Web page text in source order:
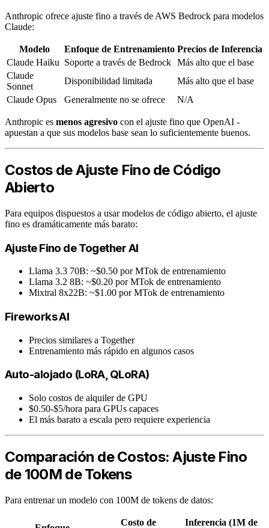
Anthropic ofrece ajuste fino a través de AWS Bedrock para modelos
Claude:
Modelo Enfoque de Entrenamiento Precios de Inferencia
Claude Haiku Soporte a través de Bedrock Más alto que el base
Claude
Sonnet
Disponibilidad limitada
Más alto que el base
Claude Opus
Generalmente no se ofrece N/A
Anthropic es menos agresivo con el ajuste fino que OpenAI -
apuestan a que sus modelos base sean lo suficientemente buenos.
Costos de Ajuste Fino de Código
Abierto
Para equipos dispuestos a usar modelos de código abierto, el ajuste
fino es dramáticamente más barato:
Ajuste Fino de Together AI
Llama 3.3 70B: ~$0.50 por MTok de entrenamiento
Llama 3.2 8B: ~$0.20 por MTok de entrenamiento
Mixtral 8x22B: ~$1.00 por MTok de entrenamiento
Fireworks AI
Precios similares a Together
Entrenamiento más rápido en algunos casos
Auto-alojado (LoRA, QLoRA)
Solo costos de alquiler de GPU
$0.50-$5/hora para GPUs capaces
El más barato a escala pero requiere experiencia
Comparación de Costos: Ajuste Fino
de 100M de Tokens
Para entrenar un modelo con 100M de tokens de datos:
Costo de
Inferencia (1M de